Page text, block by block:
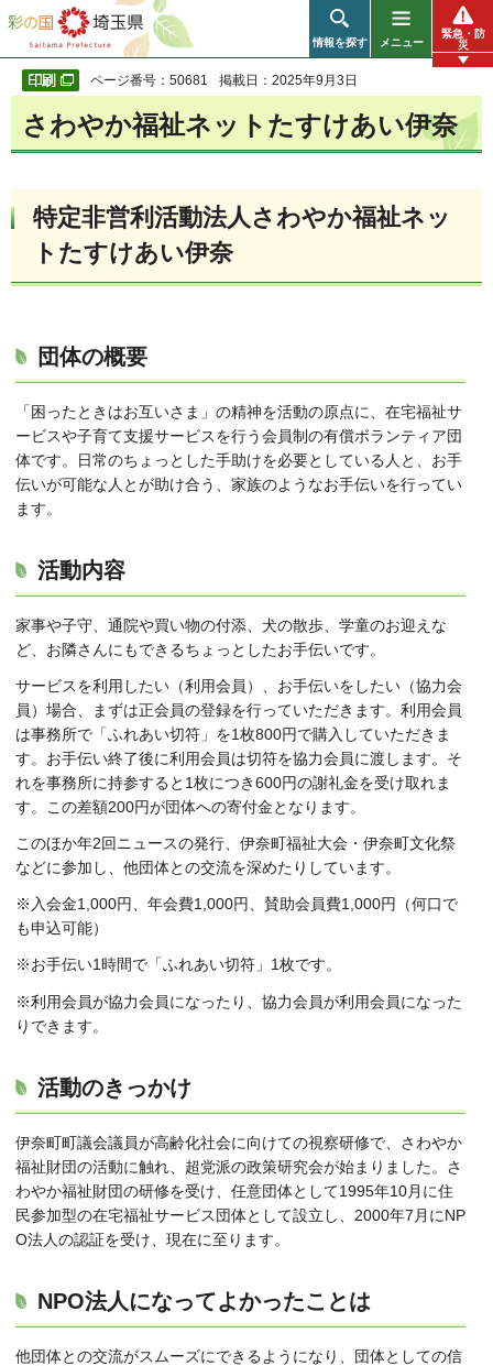
彩の国 埼玉県
情報を探す メニュー
緊急・防
災
ページ番号：50681 掲載日：2025年9月3日
さわやか福祉ネットたすけあい伊奈
特定非営利活動法人さわやか福祉ネッ
トたすけあい伊奈
団体の概要
「困ったときはお互いさま」の精神を活動の原点に、在宅福祉サ
ービスや子育て支援サービスを行う会員制の有償ボランティア団
体です。日常のちょっとした手助けを必要としている人と、お手
伝いが可能な人とが助け合う、家族のようなお手伝いを行ってい
ます。
活動内容
家事や子守、通院や買い物の付添、犬の散歩、学童のお迎えな
ど、お隣さんにもできるちょっとしたお手伝いです。
サービスを利用したい（利用会員）、お手伝いをしたい（協力会
員）場合、まずは正会員の登録を行っていただきます。利用会員
は事務所で「ふれあい切符」を1枚800円で購入していただきま
す。お手伝い終了後に利用会員は切符を協力会員に渡します。そ
れを事務所に持参すると1枚につき600円の謝礼金を受け取れま
す。この差額200円が団体への寄付金となります。
このほか年2回ニュースの発行、伊奈町福祉大会・伊奈町文化祭
などに参加し、他団体との交流を深めたりしています。
※入会金1,000円、年会費1,000円、賛助会員費1,000円（何口で
も申込可能）
※お手伝い1時間で「ふれあい切符」1枚です。
※利用会員が協力会員になったり、協力会員が利用会員になった
りできます。
活動のきっかけ
伊奈町町議会議員が高齢化社会に向けての視察研修で、さわやか
福祉財団の活動に触れ、超党派の政策研究会が始まりました。さ
わやか福祉財団の研修を受け、任意団体として1995年10月に住
民参加型の在宅福祉サービス団体として設立し、2000年7月にNP
O法人の認証を受け、現在に至ります。
NPO法人になってよかったことは
他団体との交流がスムーズにできるようになり、団体としての信